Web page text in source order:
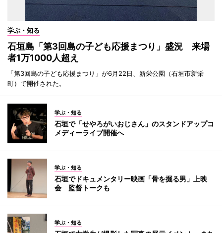
学ぶ・知る
石垣島「第3回島の子ども応援まつり」盛況 来場
者1万1000人超え
「第3回島の子ども応援まつり」が6月22日、新栄公園（石垣市新栄
町）で開催された。
学ぶ・知る
石垣で「せやろがいおじさん」のスタンドアップコ
メディーライブ開催へ
学ぶ・知る
石垣でドキュメンタリー映画「骨を掘る男」上映
会 監督トークも
学ぶ・知る